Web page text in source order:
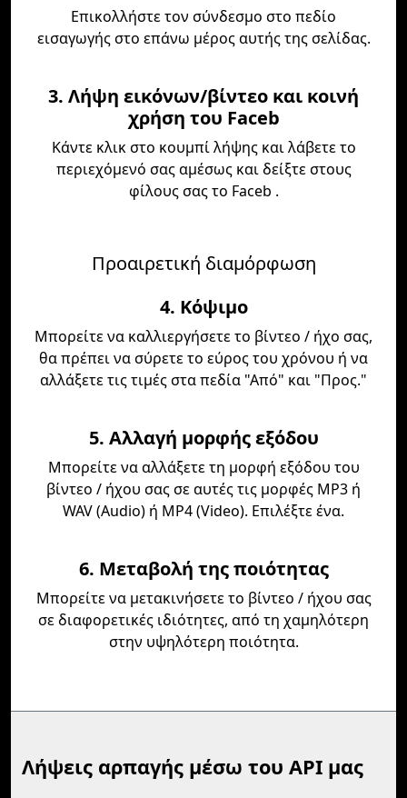
Επικολλήστε τον σύνδεσμο στο πεδίο
εισαγωγής στο επάνω μέρος αυτής της σελίδας.
3. Λήψη εικόνων/βίντεο και κοινή
χρήση του Faceb
Κάντε κλικ στο κουμπί λήψης και λάβετε το
περιεχόμενό σας αμέσως και δείξτε στους
φίλους σας το Faceb .
Προαιρετική διαμόρφωση
4. Κόψιμο
Μπορείτε να καλλιεργήσετε το βίντεο / ήχο σας,
θα πρέπει να σύρετε το εύρος του χρόνου ή να
αλλάξετε τις τιμές στα πεδία "Από" και "Προς."
5. Αλλαγή μορφής εξόδου
Μπορείτε να αλλάξετε τη μορφή εξόδου του
βίντεο / ήχου σας σε αυτές τις μορφές MP3 ή
WAV (Audio) ή MP4 (Video). Επιλέξτε ένα.
6. Μεταβολή της ποιότητας
Μπορείτε να μετακινήσετε το βίντεο / ήχου σας
σε διαφορετικές ιδιότητες, από τη χαμηλότερη
στην υψηλότερη ποιότητα.
Λήψεις αρπαγής μέσω του API μας